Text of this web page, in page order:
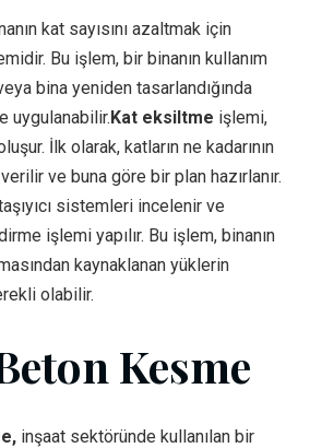
kat sayısını azaltmak için
Bu işlem, bir binanın kullanım
bina yeniden tasarlandığında
uygulanabilir.Kat eksiltme işlemi,
İlk olarak, katların ne kadarının
verilir ve buna göre bir plan hazırlanır.
sistemleri incelenir ve
işlemi yapılır. Bu işlem, binanın
kaynaklanan yüklerin
olabilir.
Kesme
inşaat sektöründe kullanılan bir